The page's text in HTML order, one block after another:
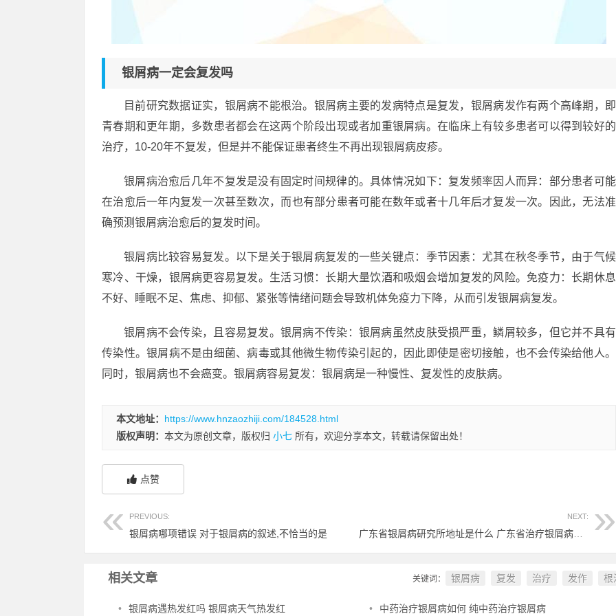
银屑病一定会复发吗
目前研究数据证实，银屑病不能根治。银屑病主要的发病特点是复发，银屑病发作有两个高峰期，即
青春期和更年期，多数患者都会在这两个阶段出现或者加重银屑病。在临床上有较多患者可以得到较好的
治疗，10-20年不复发，但是并不能保证患者终生不再出现银屑病皮疹。
银屑病治愈后几年不复发是没有固定时间规律的。具体情况如下：复发频率因人而异：部分患者可能
在治愈后一年内复发一次甚至数次，而也有部分患者可能在数年或者十几年后才复发一次。因此，无法准
确预测银屑病治愈后的复发时间。
银屑病比较容易复发。以下是关于银屑病复发的一些关键点：季节因素：尤其在秋冬季节，由于气候
寒冷、干燥，银屑病更容易复发。生活习惯：长期大量饮酒和吸烟会增加复发的风险。免疫力：长期休息
不好、睡眠不足、焦虑、抑郁、紧张等情绪问题会导致机体免疫力下降，从而引发银屑病复发。
银屑病不会传染，且容易复发。银屑病不传染：银屑病虽然皮肤受损严重，鳞屑较多，但它并不具有
传染性。银屑病不是由细菌、病毒或其他微生物传染引起的，因此即使是密切接触，也不会传染给他人。
同时，银屑病也不会癌变。银屑病容易复发：银屑病是一种慢性、复发性的皮肤病。
本文地址： https://www.hnzaozhiji.com/184528.html
版权声明： 本文为原创文章，版权归 小七 所有，欢迎分享本文，转载请保留出处！
点赞
PREVIOUS:
银屑病哪项错误 对于银屑病的叙述,不恰当的是
NEXT:
相关文章 关键词： 银屑病 复发 治疗 发作 根
• 银屑病遇热发红吗 银屑病天气热发红 • 中药治疗银屑病如何 纯中药治疗银屑病